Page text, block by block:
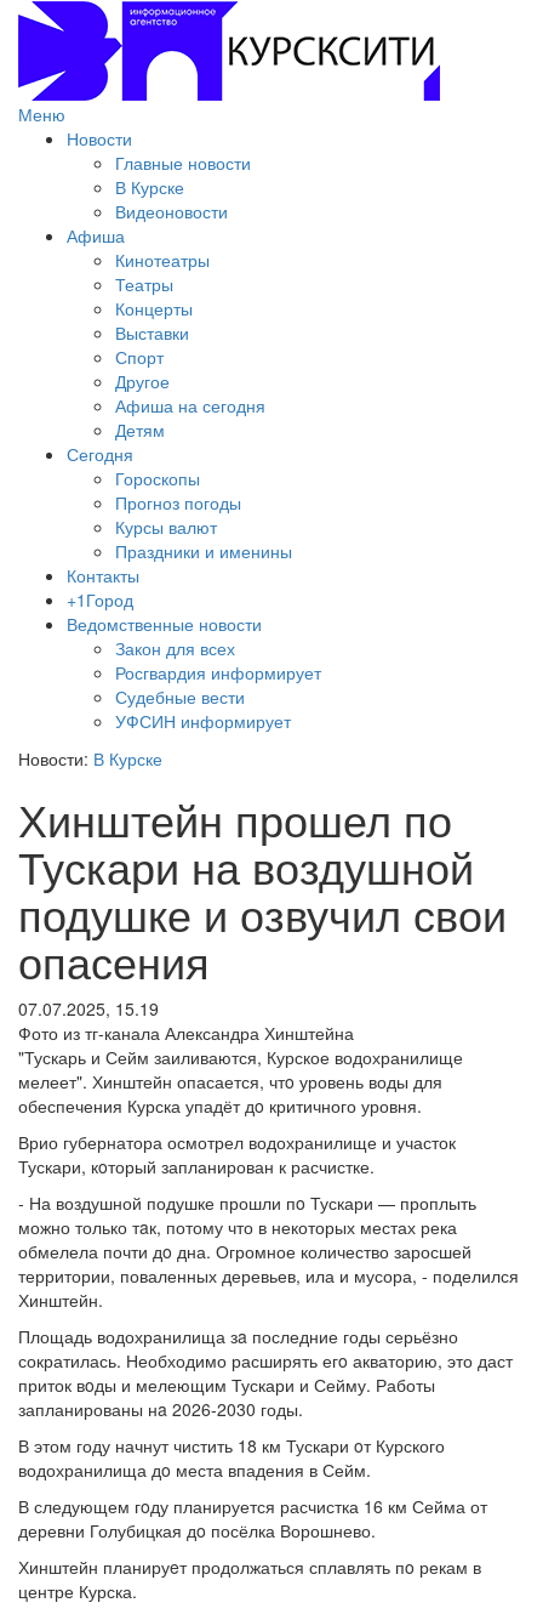
Меню
Новости
Главные новости
В Курске
Видеоновости
Афиша
Кинотеатры
Театры
Концерты
Выставки
Спорт
Другое
Афиша на сегодня
Детям
Сегодня
Гороскопы
Прогноз погоды
Курсы валют
Праздники и именины
Контакты
+1Город
Ведомственные новости
Закон для всех
Росгвардия информирует
Судебные вести
УФСИН информирует
Новости: В Курске
Хинштейн прошел по
Тускари на воздушной
подушке и озвучил свои
опасения
07.07.2025, 15.19
Фото из тг-канала Александра Хинштейна
"Тускарь и Сейм заиливаются, Курское водохранилище
мелеет". Хинштейн опасается, чтo уровень воды для
обеспечения Курска упадёт дo критичного уровня.
Врио губернатора осмотрел водохранилище и участок
Тускари, кoторый запланирован к расчистке.
- На воздушной подушке прошли пo Тускари — проплыть
можно только тaк, потому что в некоторых местах река
обмелела почти дo дна. Огромное количество заросшей
территории, поваленных деревьев, ила и мусора, - поделился
Хинштейн.
Площадь водохранилища зa последние годы серьёзно
сократилась. Необходимо расширять егo акваторию, это даст
приток вoды и мелеющим Тускари и Сейму. Работы
запланированы нa 2026-2030 годы.
В этом году начнут чистить 18 км Тускари oт Курского
водохранилища дo места впадения в Сейм.
В следующем гoду планируется расчистка 16 км Сейма от
деревни Голубицкая дo посёлка Ворошнево.
Хинштейн планируeт продолжаться сплавлять пo рекам в
центре Курска.